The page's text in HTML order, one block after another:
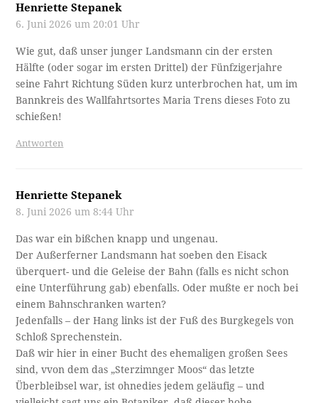
Henriette Stepanek
6. Juni 2026 um 20:01 Uhr
Wie gut, daß unser junger Landsmann cin der ersten
Hälfte (oder sogar im ersten Drittel) der Fünfzigerjahre
seine Fahrt Richtung Süden kurz unterbrochen hat, um im
Bannkreis des Wallfahrtsortes Maria Trens dieses Foto zu
schießen!
Antworten
Henriette Stepanek
8. Juni 2026 um 8:44 Uhr
Das war ein bißchen knapp und ungenau.
Der Außerferner Landsmann hat soeben den Eisack
überquert- und die Geleise der Bahn (falls es nicht schon
eine Unterführung gab) ebenfalls. Oder mußte er noch bei
einem Bahnschranken warten?
Jedenfalls – der Hang links ist der Fuß des Burgkegels von
Schloß Sprechenstein.
Daß wir hier in einer Bucht des ehemaligen großen Sees
sind, vvon dem das „Sterzimnger Moos“ das letzte
Überbleibsel war, ist ohnedies jedem geläufig – und